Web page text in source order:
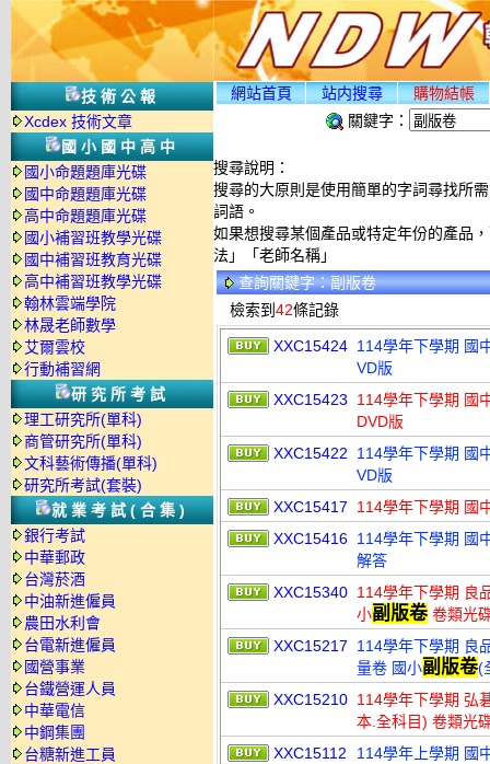
技術公報
Xcdex 技術文章
國小國中高中
國小命題題庫光碟
國中命題題庫光碟
高中命題題庫光碟
國小補習班教學光碟
國中補習班教育光碟
高中補習班教學光碟
翰林雲端學院
林晟老師數學
艾爾雲校
行動補習網
研究所考試
理工研究所(單科)
商管研究所(單科)
文科藝術傳播(單科)
研究所考試(套裝)
就業考試(合集)
銀行考試
中華郵政
台灣菸酒
中油新進僱員
農田水利會
台電新進僱員
國營事業
台鐵營運人員
中華電信
中鋼集團
台糖新進工員
網站首頁 站内搜尋
購物結帳
關鍵字：
搜尋說明：
搜尋的大原則是使用簡單的字詞尋找所
詞語。
如果想搜尋某個產品或特定年份的產品
法」「老師名稱」
查詢關鍵字：副版卷
檢索到 42條記錄
XXC15424 114學年下學期 國
VD版
XXC15423
114學年下學期 國
DVD版
XXC15422
114學年下學期 國
VD版
XXC15417
114學年下學期 國
XXC15416 114學年下學期 國
解答
XXC15340 114學年下學期 良
小副版卷卷類光
XXC15217
114學年下學期 良
量卷 國小副版卷(
XXC15210 114學年下學期 弘
本.全科目) 卷類光
XXC15112
114學年上學期 國